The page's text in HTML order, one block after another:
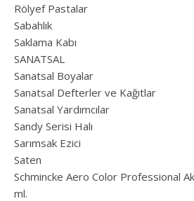
Rölyef Pastalar
Sabahlık
Saklama Kabı
SANATSAL
Sanatsal Boyalar
Sanatsal Defterler ve Kağıtlar
Sanatsal Yardımcılar
Sandy Serisi Halı
Sarımsak Ezici
Saten
Schmincke Aero Color Professional
ml.